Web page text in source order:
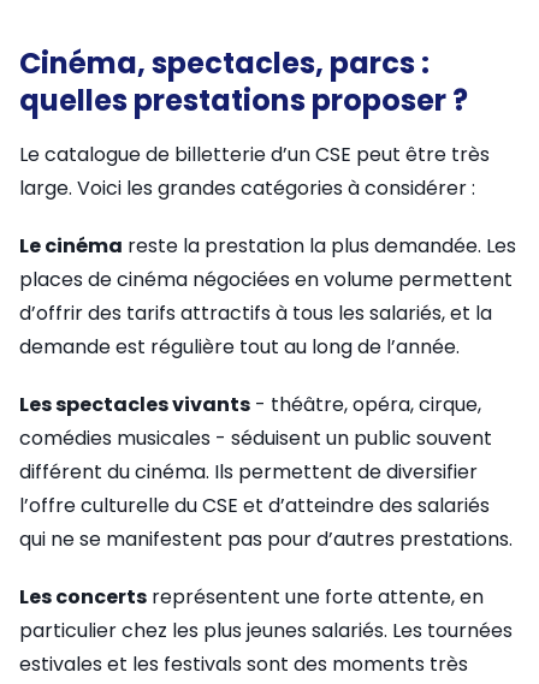
Cinéma, spectacles, parcs :
quelles prestations proposer ?
Le catalogue de billetterie d’un CSE peut être très
large. Voici les grandes catégories à considérer :
Le cinéma reste la prestation la plus demandée. Les
places de cinéma négociées en volume permettent
d’offrir des tarifs attractifs à tous les salariés, et la
demande est régulière tout au long de l’année.
Les spectacles vivants - théâtre, opéra, cirque,
comédies musicales - séduisent un public souvent
différent du cinéma. Ils permettent de diversifier
l’offre culturelle du CSE et d’atteindre des salariés
qui ne se manifestent pas pour d’autres prestations.
Les concerts représentent une forte attente, en
particulier chez les plus jeunes salariés. Les tournées
estivales et les festivals sont des moments très